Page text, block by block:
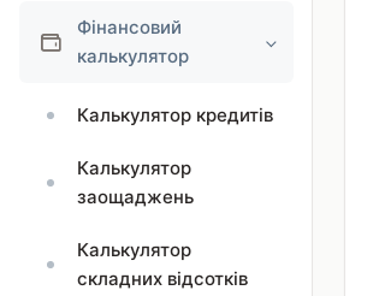
Фінансовий
калькулятор
Калькулятор кредитів
Калькулятор
заощаджень
Калькулятор
складних відсотків